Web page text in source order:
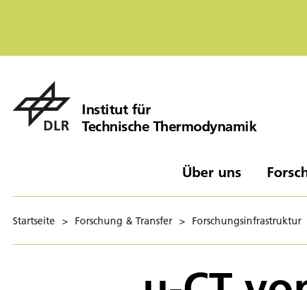
Institut für
Technische Thermodynamik
Über uns
Startseite > Forschung & Transfer > Forschungsinfrastruktur